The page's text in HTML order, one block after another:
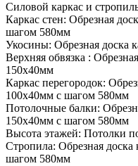
Силовой каркас и
Каркас стен: Обрезная
шагом 580мм
Укосины: Обрезная
Верхняя обвязка :
150х40мм
Каркас перегородок:
100х40мм с шагом 580мм
Потолочные балки:
150х40мм с шагом 580мм
Высота этажей: Потолки
Стропила: Обрезная
шагом 580мм